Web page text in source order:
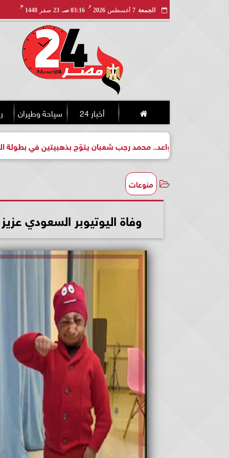
الجمعة 7 أغسطس 2026
مـ
03:16 صـ 23 صفر 1448
هـ
أخبار 24 سياحة وطيران
واعد.. محمد رجب شعبان يتوّج بذهبيتين في بطولة الجمهورية
منوعات
وفاة اليوتيوبر السعودي